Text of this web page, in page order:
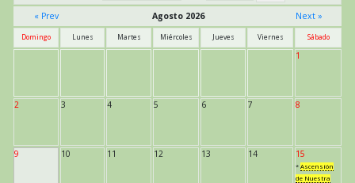
« Prev
Agosto 2026 Next »
Domingo Lunes Martes Miércoles Jueves Viernes Sábado
1
2 3 4 5 6 7 8
9 10 11 12 13 14 15
* Ascensión
de Nuestra